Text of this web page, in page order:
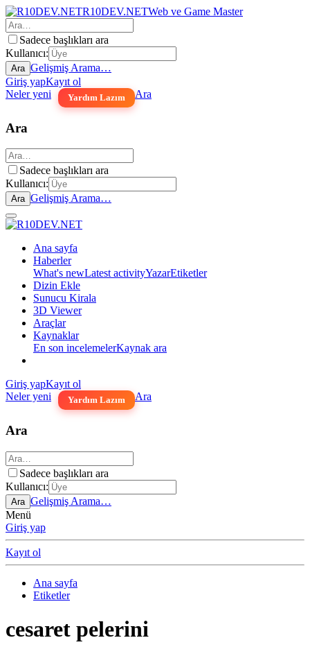
R10DEV.NETWeb ve Game Master
Sadece başlıkları ara
Kullanıcı:
Ara Gelişmiş Arama…
Giriş yapKayıt ol
Neler yeni
Yardım Lazım Ara
Ara
Sadece başlıkları ara
Kullanıcı:
Ara Gelişmiş Arama…
Ana sayfa
Haberler
What's newLatest activityYazarEtiketler
Dizin Ekle
Sunucu Kirala
3D Viewer
Araçlar
Kaynaklar
En son incelemelerKaynak ara
Giriş yapKayıt ol
Neler yeni
Yardım Lazım Ara
Ara
Sadece başlıkları ara
Kullanıcı:
Ara Gelişmiş Arama…
Menü
Giriş yap
Kayıt ol
Ana sayfa
Etiketler
cesaret pelerini